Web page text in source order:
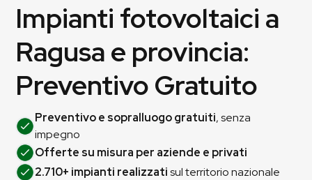
Impianti fotovoltaici a
Ragusa e provincia:
Preventivo Gratuito
Preventivo e sopralluogo gratuiti, senza
impegno
Offerte su misura per aziende e privati
2.710+ impianti realizzatisul territorio nazionale